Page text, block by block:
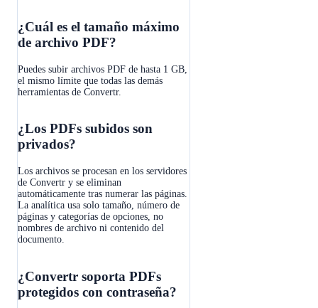
¿Cuál es el tamaño máximo
de archivo PDF?
Puedes subir archivos PDF de hasta 1 GB,
el mismo límite que todas las demás
herramientas de Convertr.
¿Los PDFs subidos son
privados?
Los archivos se procesan en los servidores
de Convertr y se eliminan
automáticamente tras numerar las páginas.
La analítica usa solo tamaño, número de
páginas y categorías de opciones, no
nombres de archivo ni contenido del
documento.
¿Convertr soporta PDFs
protegidos con contraseña?